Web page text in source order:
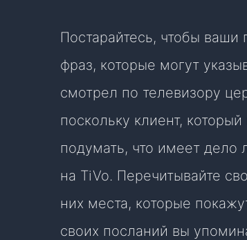
Постарайтесь, чтобы
фраз, которые могут
смотрел по телевизору
поскольку клиент,
подумать, что имеет
на TiVo. Перечитывайте
них места, которые
своих посланий вы